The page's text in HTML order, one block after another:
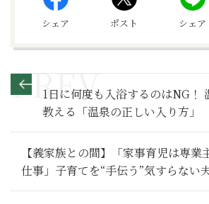
シェア ポスト シェア
1日に何度も入浴するのはNG！
教える「温泉の正しい入り方」
【義家族との間】「家事育児は専業
仕事」子育てを“手伝う”気すらない
のカウントダウン～その２～